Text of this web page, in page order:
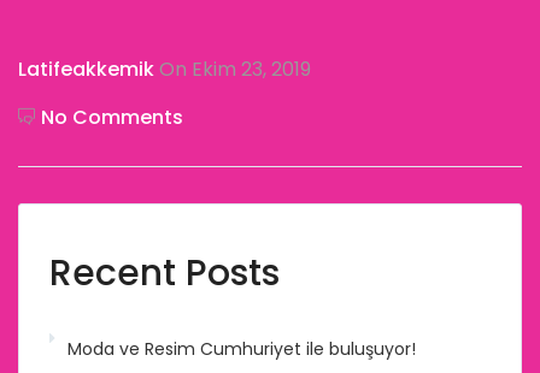
LatifeakkemikOn Ekim 23, 2019
No Comments
Recent Posts
Moda ve Resim Cumhuriyet ile buluşuyor!